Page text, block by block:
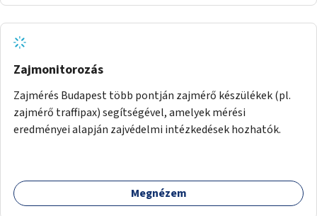
Zajmonitorozás
Zajmérés Budapest több pontján zajmérő készülékek (pl.
zajmérő traffipax) segítségével, amelyek mérési
eredményei alapján zajvédelmi intézkedések hozhatók.
Megnézem